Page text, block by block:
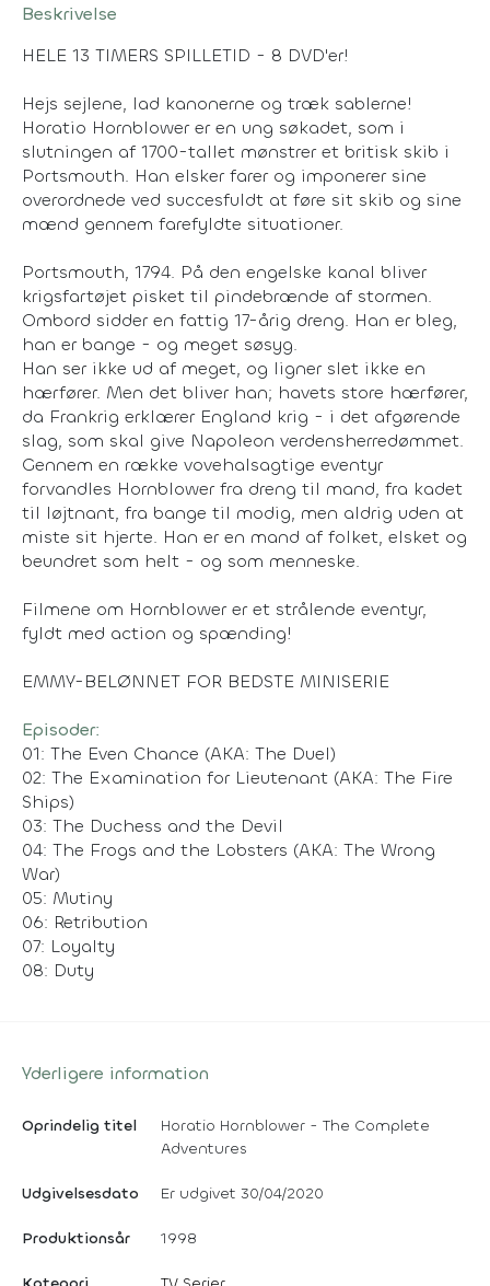
Beskrivelse
HELE 13 TIMERS SPILLETID - 8 DVD'er!
Hejs sejlene, lad kanonerne og træk sablerne!
Horatio Hornblower er en ung søkadet, som i
slutningen af 1700-tallet mønstrer et britisk skib i
Portsmouth. Han elsker farer og imponerer sine
overordnede ved succesfuldt at føre sit skib og sine
mænd gennem farefyldte situationer.
Portsmouth, 1794. På den engelske kanal bliver
krigsfartøjet pisket til pindebrænde af stormen.
Ombord sidder en fattig 17-årig dreng. Han er bleg,
han er bange - og meget søsyg.
Han ser ikke ud af meget, og ligner slet ikke en
hærfører. Men det bliver han; havets store hærfører,
da Frankrig erklærer England krig - i det afgørende
slag, som skal give Napoleon verdensherredømmet.
Gennem en række vovehalsagtige eventyr
forvandles Hornblower fra dreng til mand, fra kadet
til løjtnant, fra bange til modig, men aldrig uden at
miste sit hjerte. Han er en mand af folket, elsket og
beundret som helt - og som menneske.
Filmene om Hornblower er et strålende eventyr,
fyldt med action og spænding!
EMMY-BELØNNET FOR BEDSTE MINISERIE
Episoder:
01: The Even Chance (AKA: The Duel)
02: The Examination for Lieutenant (AKA: The Fire
Ships)
03: The Duchess and the Devil
04: The Frogs and the Lobsters (AKA: The Wrong
War)
05: Mutiny
06: Retribution
07: Loyalty
08: Duty
Yderligere information
Oprindelig titel
Horatio Hornblower - The Complete
Adventures
Udgivelsesdato Er udgivet 30/04/2020
Produktionsår 1998